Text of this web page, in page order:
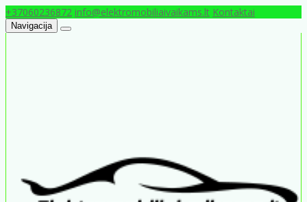
+37060236872 info@elektromobiliaivaikams.lt Kontaktai
Navigacija